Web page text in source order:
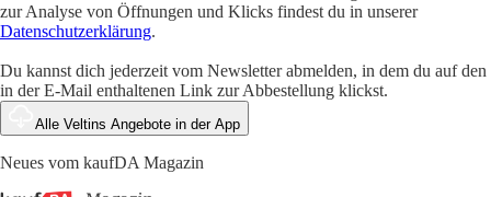
zur Analyse von Öffnungen und Klicks findest du in unserer
Datenschutzerklärung.
Du kannst dich jederzeit vom Newsletter abmelden, in dem du auf den
in der E-Mail enthaltenen Link zur Abbestellung klickst.
Alle Veltins Angebote in der App
Neues vom kaufDA Magazin